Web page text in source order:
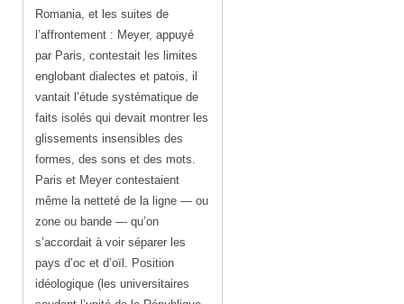
Romania, et les suites de
l’affrontement : Meyer, appuyé
par Paris, contestait les limites
englobant dialectes et patois, il
vantait l’étude systématique de
faits isolés qui devait montrer les
glissements insensibles des
formes, des sons et des mots.
Paris et Meyer contestaient
même la netteté de la ligne — ou
zone ou bande — qu’on
s’accordait à voir séparer les
pays d’oc et d’oïl. Position
idéologique (les universitaires